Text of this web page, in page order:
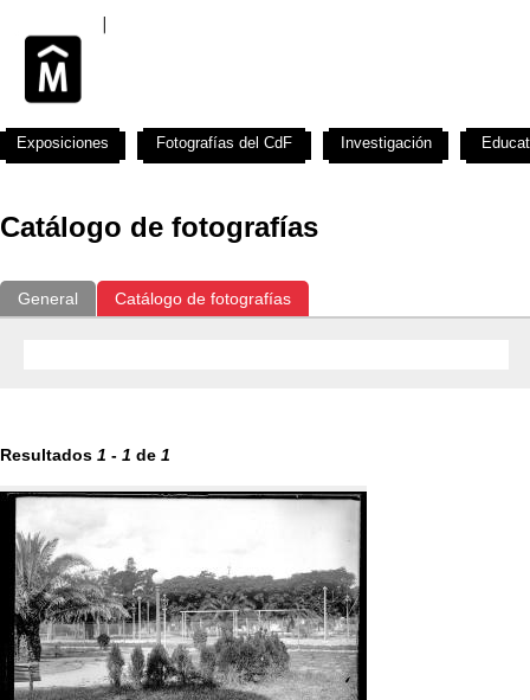
Catálogo de fotografías
General Catálogo de fotografías
Resultados 1 - 1 de 1
Exposiciones Fotografías del CdF Investigación